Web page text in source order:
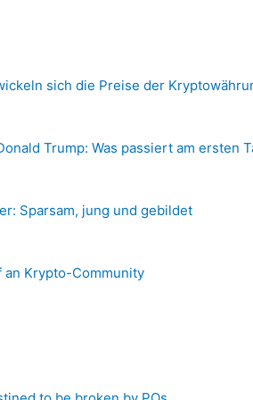
sich die Preise der
Trump: Was passiert am ersten
Sparsam, jung und gebildet
an Krypto-Community